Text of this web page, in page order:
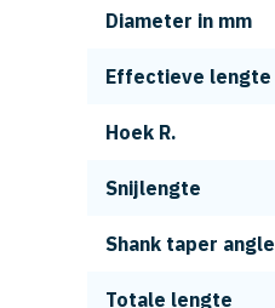
Diameter in mm
Effectieve lengte
Hoek R.
Snijlengte
Shank taper angle
Totale lengte